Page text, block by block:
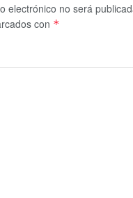
electrónico no será
con *